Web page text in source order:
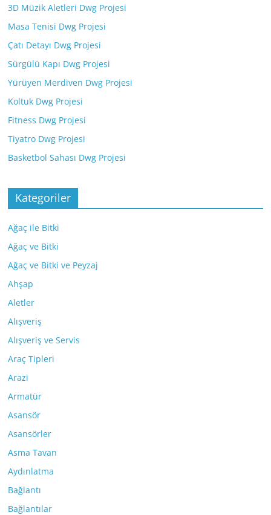
3D Müzik Aletleri Dwg Projesi
Masa Tenisi Dwg Projesi
Çatı Detayı Dwg Projesi
Sürgülü Kapı Dwg Projesi
Yürüyen Merdiven Dwg Projesi
Koltuk Dwg Projesi
Fitness Dwg Projesi
Tiyatro Dwg Projesi
Basketbol Sahası Dwg Projesi
Kategoriler
Ağaç ile Bitki
Ağaç ve Bitki
Ağaç ve Bitki ve Peyzaj
Ahşap
Aletler
Alışveriş
Alışveriş ve Servis
Araç Tipleri
Arazi
Armatür
Asansör
Asansörler
Asma Tavan
Aydınlatma
Bağlantı
Bağlantılar